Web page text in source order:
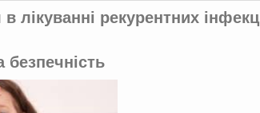
в лікуванні рекурентних
безпечність